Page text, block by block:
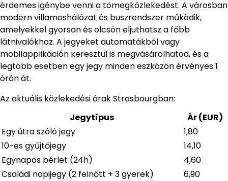
érdemes igénybe venni a tömegközlekedést. A városban
modern villamoshálózat és buszrendszer működik,
amelyekkel gyorsan és olcsón eljuthatsz a főbb
látnivalókhoz. A jegyeket automatákból vagy
mobilapplikáción keresztül is megvásárolhatod, és a
legtöbb esetben egy jegy minden eszközön érvényes 1
órán át.
Az aktuális közlekedési árak Strasbourgban:
Jegytípus
Ár (EUR)
Egy útra szóló jegy
1,80
10-es gyűjtőjegy
14,10
Egynapos bérlet (24h)
4,60
Családi napijegy (2 felnőtt + 3 gyerek)
6,90